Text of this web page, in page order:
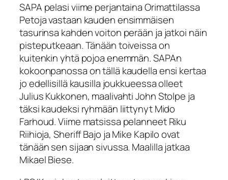
SAPA pelasi viime perjantaina Orimattilassa
Petoja vastaan kauden ensimmäisen
tasurinsa kahden voiton perään ja jatkoi näin
pisteputkeaan. Tänään toiveissa on
kuitenkin yhtä pojoa enemmän. SAPAn
kokoonpanossa on tällä kaudella ensi kertaa
jo edellisillä kausilla joukkueessa olleet
Julius Kukkonen, maalivahti John Stolpe ja
täksi kaudeksi ryhmään liittynyt Mido
Farhoud. Viime matsissa pelanneet Riku
Riihioja, Sheriff Bajo ja Mike Kapilo ovat
tänään sen sijaan sivussa. Maalilla jatkaa
Mikael Biese.